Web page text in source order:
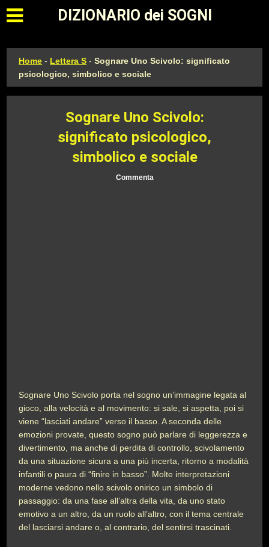
Apri il menu principale
DIZIONARIO dei SOGNI
Home - Lettera S -Sognare Uno Scivolo: significato
psicologico, simbolico e sociale
Sognare Uno Scivolo:
significato psicologico,
simbolico e sociale
Commenta
Sognare Uno Scivolo porta nel sogno un’immagine legata al
gioco, alla velocità e al movimento: si sale, si aspetta, poi si
viene “lasciati andare” verso il basso. A seconda delle
emozioni provate, questo sogno può parlare di leggerezza e
divertimento, ma anche di perdita di controllo, scivolamento
da una situazione sicura a una più incerta, ritorno a modalità
infantili o paura di “finire in basso”. Molte interpretazioni
moderne vedono nello scivolo onirico un simbolo di
passaggio: da una fase all’altra della vita, da uno stato
emotivo a un altro, da un ruolo all’altro, con il tema centrale
del lasciarsi andare o, al contrario, del sentirsi trascinati.